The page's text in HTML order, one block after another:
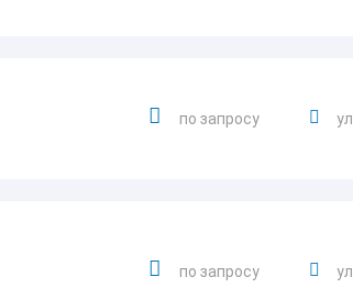
по запросу
по запросу